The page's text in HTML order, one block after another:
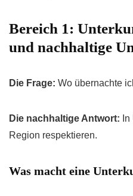
Bereich 1:
und nachhaltige
Die Frage: Wo übernachte
Die nachhaltige Antwort:
Region respektieren.
Was macht eine